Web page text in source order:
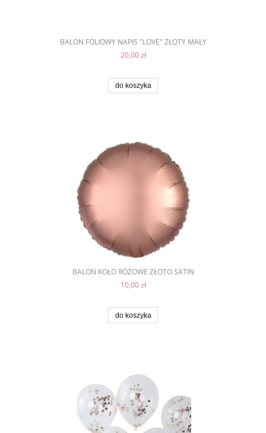
BALON FOLIOWY NAPIS "LOVE" ZŁOTY MAŁY
20,00 zł
do koszyka
BALON KOŁO RÓŻOWE ZŁOTO SATIN
10,00 zł
do koszyka